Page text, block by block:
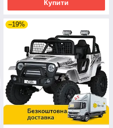
Купити
–19%